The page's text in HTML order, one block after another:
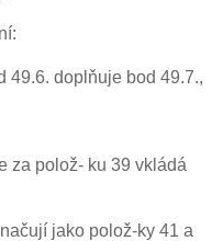
49.6. doplňuje bod 49.7.,
za polož- ku 39 vkládá
jako polož-ky 41 a